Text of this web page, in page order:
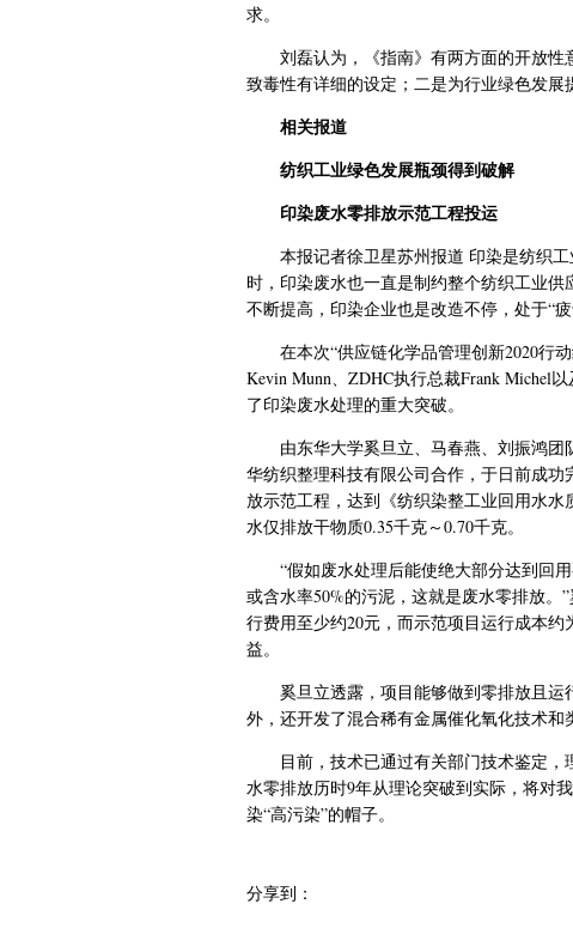
求。
刘磊认为，《指南》有两方面的开放
致毒性有详细的设定；二是为行业绿色发展
相关报道
纺织工业绿色发展瓶颈得到破解
印染废水零排放示范工程投运
本报记者徐卫星苏州报道 印染是纺织
时，印染废水也一直是制约整个纺织工业
不断提高，印染企业也是改造不停，处于“疲
在本次“供应链化学品管理创新2020行
Kevin Munn、ZDHC执行总裁Frank Michel
了印染废水处理的重大突破。
由东华大学奚旦立、马春燕、刘振鸿
华纺织整理科技有限公司合作，于日前成
放示范工程，达到《纺织染整工业回用水
水仅排放干物质0.35千克～0.70千克。
“假如废水处理后能使绝大部分达到回
或含水率50%的污泥，这就是废水零排放
行费用至少约20元，而示范项目运行成本
益。
奚旦立透露，项目能够做到零排放且
外，还开发了混合稀有金属催化氧化技术和
目前，技术已通过有关部门技术鉴定
水零排放历时9年从理论突破到实际，将对
染“高污染”的帽子。
分享到：